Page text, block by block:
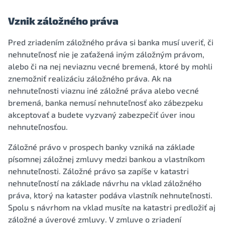
Vznik záložného práva
Pred zriadením záložného práva si banka musí uveriť, či
nehnuteľnosť nie je zaťažená iným záložným právom,
alebo či na nej neviaznu vecné bremená, ktoré by mohli
znemožniť realizáciu záložného práva. Ak na
nehnuteľnosti viaznu iné záložné práva alebo vecné
bremená, banka nemusí nehnuteľnosť ako zábezpeku
akceptovať a budete vyzvaný zabezpečiť úver inou
nehnuteľnosťou.
Záložné právo v prospech banky vzniká na základe
písomnej záložnej zmluvy medzi bankou a vlastníkom
nehnuteľnosti. Záložné právo sa zapíše v katastri
nehnuteľností na základe návrhu na vklad záložného
práva, ktorý na kataster podáva vlastník nehnuteľnosti.
Spolu s návrhom na vklad musíte na katastri predložiť aj
záložné a úverové zmluvy. V zmluve o zriadení